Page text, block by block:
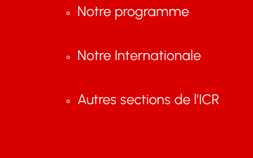
Notre programme
Notre Internationale
Autres sections de l'ICR